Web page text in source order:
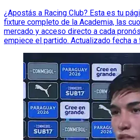
¿Apostás a Racing Club? Esta es tu
fixture completo de la Academia, las
mercado y acceso directo a cada
empiece el partido. Actualizado fecha a